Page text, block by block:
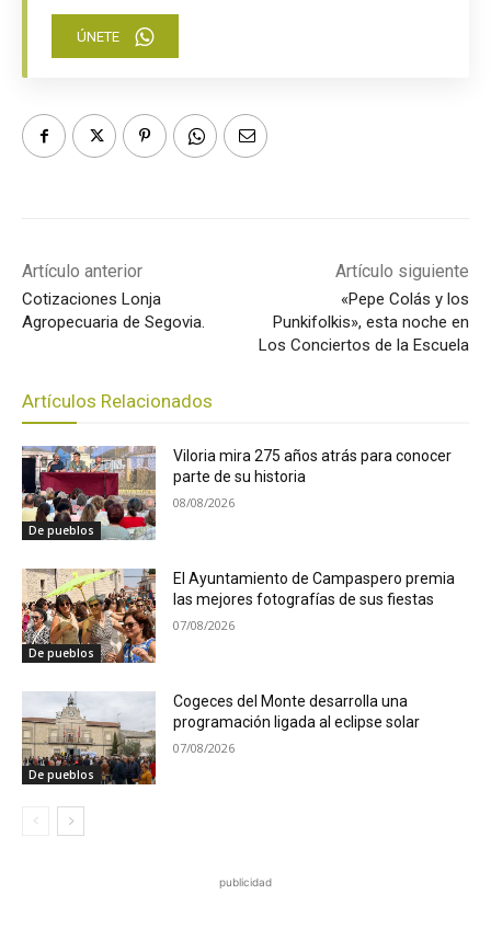
ÚNETE
Artículo anterior
Cotizaciones Lonja
Agropecuaria de Segovia.
Artículo siguiente
«Pepe Colás y los
Punkifolkis», esta noche en
Los Conciertos de la Escuela
Artículos Relacionados
De pueblos
Viloria mira 275 años atrás para conocer
parte de su historia
08/08/2026
De pueblos
El Ayuntamiento de Campaspero premia
las mejores fotografías de sus fiestas
07/08/2026
De pueblos
Cogeces del Monte desarrolla una
programación ligada al eclipse solar
07/08/2026
publicidad